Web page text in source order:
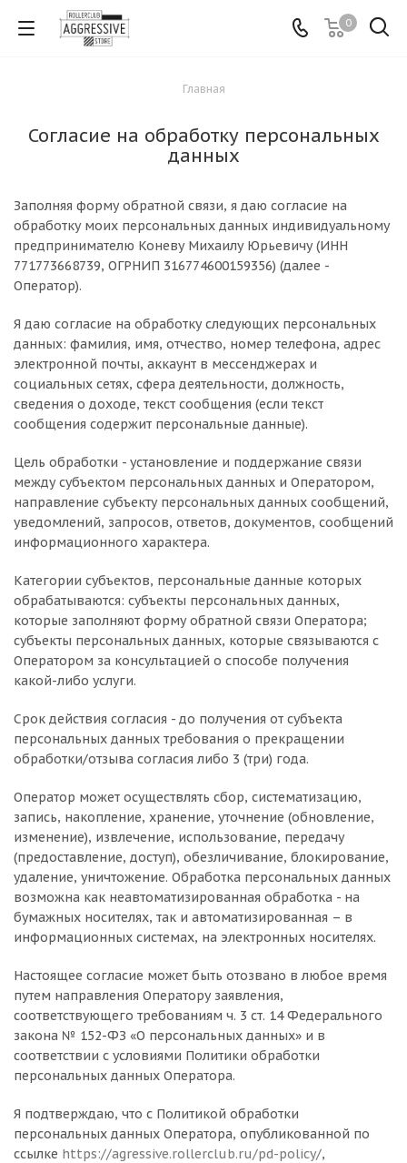
0
Главная
Согласие на обработку персональных
данных
Заполняя форму обратной связи, я даю согласие на
обработку моих персональных данных индивидуальному
предпринимателю Коневу Михаилу Юрьевичу (ИНН
771773668739, ОГРНИП 316774600159356) (далее -
Оператор).
Я даю согласие на обработку следующих персональных
данных: фамилия, имя, отчество, номер телефона, адрес
электронной почты, аккаунт в мессенджерах и
социальных сетях, сфера деятельности, должность,
сведения о доходе, текст сообщения (если текст
сообщения содержит персональные данные).
Цель обработки - установление и поддержание связи
между субъектом персональных данных и Оператором,
направление субъекту персональных данных сообщений,
уведомлений, запросов, ответов, документов, сообщений
информационного характера.
Категории субъектов, персональные данные которых
обрабатываются: субъекты персональных данных,
которые заполняют форму обратной связи Оператора;
субъекты персональных данных, которые связываются с
Оператором за консультацией о способе получения
какой-либо услуги.
Срок действия согласия - до получения от субъекта
персональных данных требования о прекращении
обработки/отзыва согласия либо 3 (три) года.
Оператор может осуществлять сбор, систематизацию,
запись, накопление, хранение, уточнение (обновление,
изменение), извлечение, использование, передачу
(предоставление, доступ), обезличивание, блокирование,
удаление, уничтожение. Обработка персональных данных
возможна как неавтоматизированная обработка - на
бумажных носителях, так и автоматизированная – в
информационных системах, на электронных носителях.
Настоящее согласие может быть отозвано в любое время
путем направления Оператору заявления,
соответствующего требованиям ч. 3 ст. 14 Федерального
закона № 152-ФЗ «О персональных данных» и в
соответствии с условиями Политики обработки
персональных данных Оператора.
Я подтверждаю, что с Политикой обработки
персональных данных Оператора, опубликованной по
ссылке https://agressive.rollerclub.ru/pd-policy/,